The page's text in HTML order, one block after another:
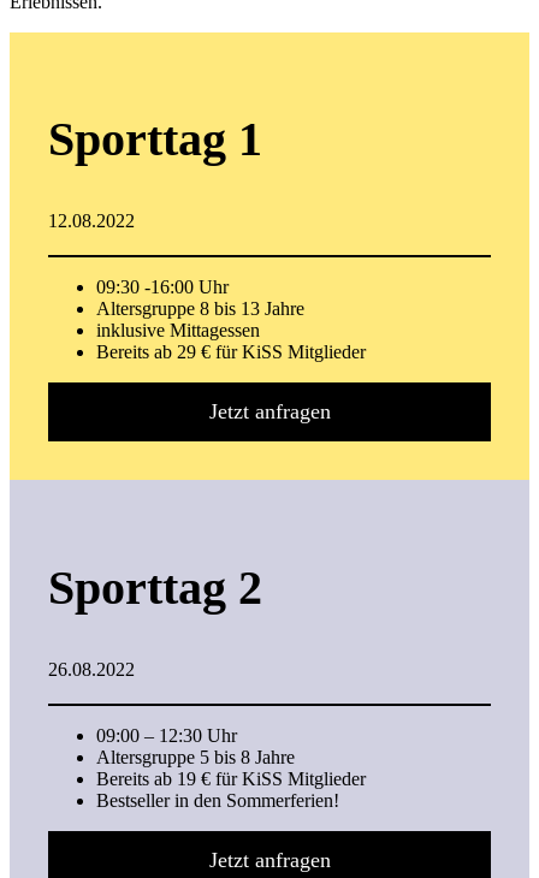
Sporttag 1
12.08.2022
09:30 -16:00 Uhr
Altersgruppe 8 bis 13 Jahre
inklusive Mittagessen
Bereits ab 29 € für KiSS Mitglieder
Jetzt anfragen
Sporttag 2
26.08.2022
09:00 – 12:30 Uhr
Altersgruppe 5 bis 8 Jahre
Bereits ab 19 € für KiSS Mitglieder
Bestseller in den Sommerferien!
Jetzt anfragen